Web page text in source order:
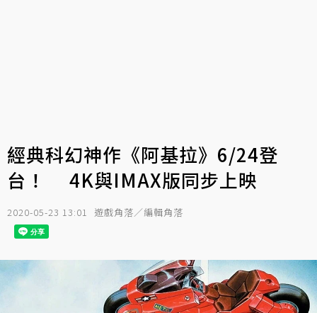
經典科幻神作《阿基拉》6/24登
台！ 4K與IMAX版同步上映
2020-05-23 13:01 遊戲角落／編輯角落